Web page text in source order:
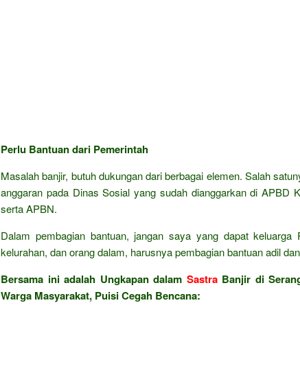
Perlu Bantuan dari Pemerintah
Masalah banjir, butuh dukungan dari berbagai elemen. Salah
anggaran pada Dinas Sosial yang sudah dianggarkan di APBD
serta APBN.
Dalam pembagian bantuan, jangan saya yang dapat
kelurahan, dan orang dalam, harusnya pembagian bantuan adil
Bersama ini adalah Ungkapan dalam SastraBanjir di
Warga Masyarakat, Puisi Cegah Bencana: